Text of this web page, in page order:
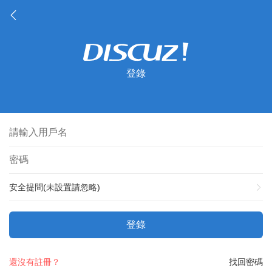
登錄
安全提問(未設置請忽略)
登錄
找回密碼
還沒有註冊？